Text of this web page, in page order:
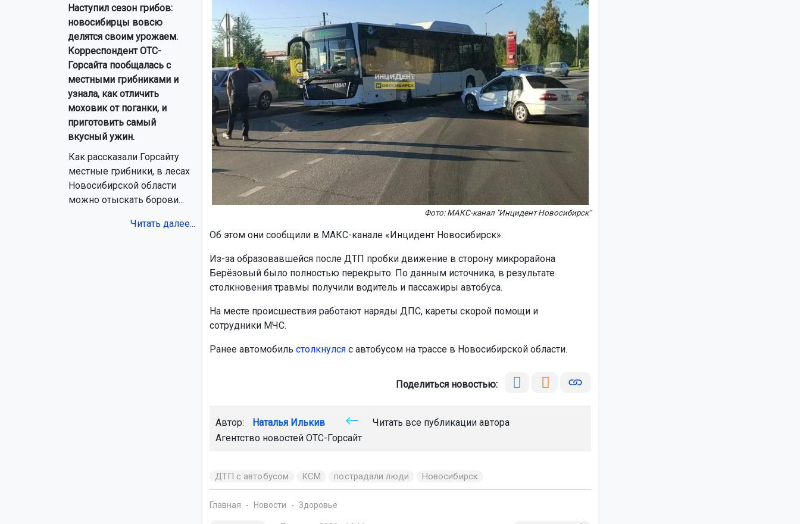
Наступил сезон грибов:
новосибирцы вовсю
делятся своим урожаем.
Корреспондент ОТС-
Горсайта пообщалась с
местными грибниками и
узнала, как отличить
моховик от поганки, и
приготовить самый
вкусный ужин.
Как рассказали Горсайту
местные грибники, в лесах
Новосибирской области
можно отыскать борови...
Читать далее...
Фото: МАКС-канал "Инцидент Новосибирск"
Об этом они сообщили в МАКС-канале «Инцидент Новосибирск».
Из-за образовавшейся после ДТП пробки движение в сторону микрорайона
Берёзовый было полностью перекрыто. По данным источника, в результате
столкновения травмы получили водитель и пассажиры автобуса.
На месте происшествия работают наряды ДПС, кареты скорой помощи и
сотрудники МЧС.
Ранее автомобиль столкнулсяс автобусом на трассе в Новосибирской области.
Поделиться новостью:
Автор: Наталья Илькив
Читать все публикации автора
Агентство новостей ОТС-Горсайт
ДТП с автобусом КСМ пострадали люди Новосибирск
Главная Новости Здоровье